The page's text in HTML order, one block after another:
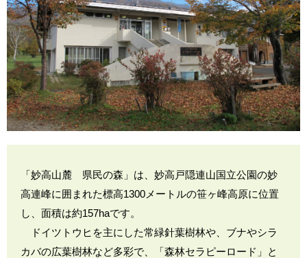
「妙高山麓 県民の森」は、妙高戸隠連山国立公園の妙
高連峰に囲まれた標高1300メートルの笹ヶ峰高原に位置
し、面積は約157haです。
ドイツトウヒを主にした常緑針葉樹林や、ブナやシラ
カバの広葉樹林など多彩で、「森林セラピーロード」と